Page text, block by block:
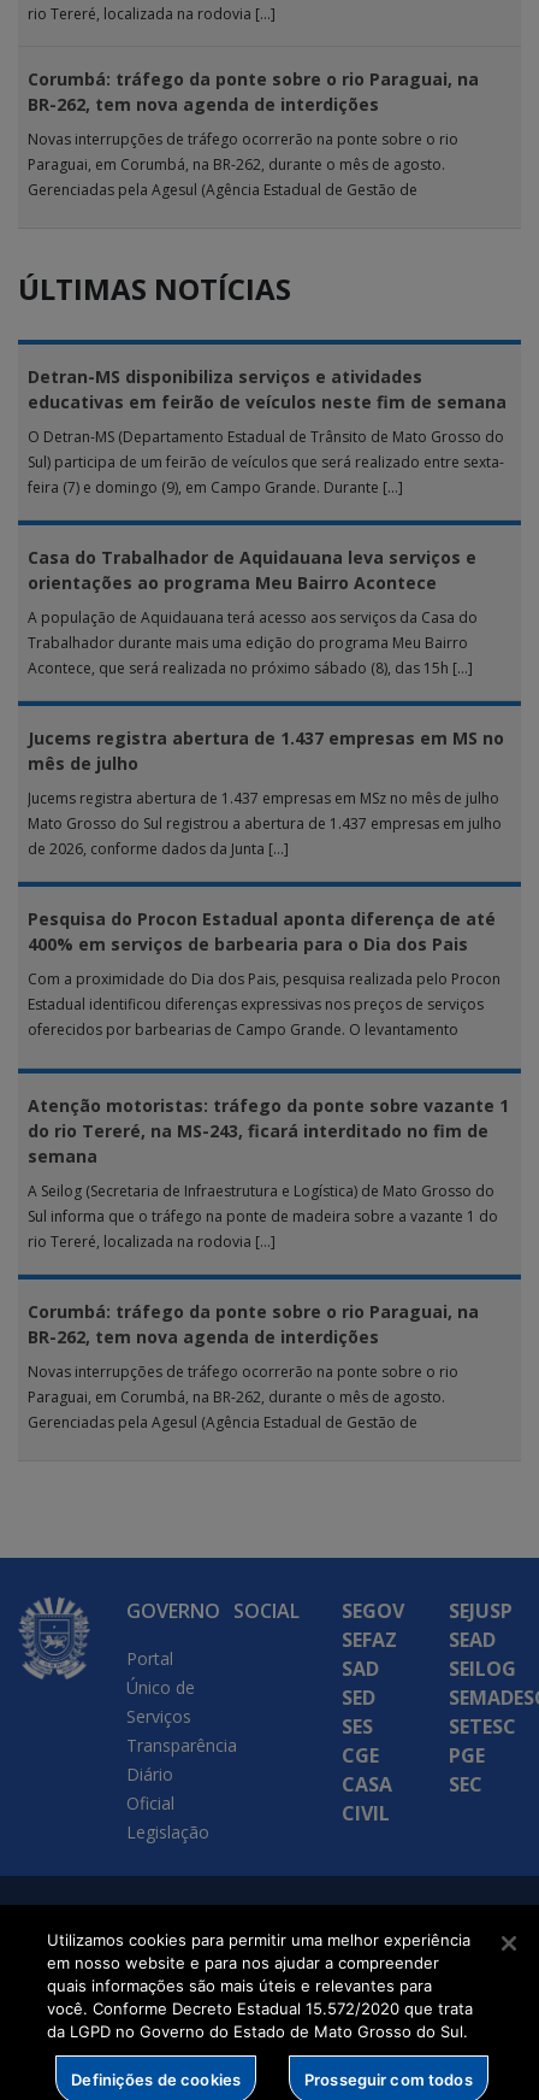
rio Tereré, localizada na rodovia […]
Corumbá: tráfego da ponte sobre o rio Paraguai, na
BR-262, tem nova agenda de interdições
Novas interrupções de tráfego ocorrerão na ponte sobre o rio
Paraguai, em Corumbá, na BR-262, durante o mês de agosto.
Gerenciadas pela Agesul (Agência Estadual de Gestão de
ÚLTIMAS NOTÍCIAS
Detran-MS disponibiliza serviços e atividades
educativas em feirão de veículos neste fim de semana
O Detran-MS (Departamento Estadual de Trânsito de Mato Grosso do
Sul) participa de um feirão de veículos que será realizado entre sexta-
feira (7) e domingo (9), em Campo Grande. Durante […]
Casa do Trabalhador de Aquidauana leva serviços e
orientações ao programa Meu Bairro Acontece
A população de Aquidauana terá acesso aos serviços da Casa do
Trabalhador durante mais uma edição do programa Meu Bairro
Acontece, que será realizada no próximo sábado (8), das 15h […]
Jucems registra abertura de 1.437 empresas em MS no
mês de julho
Jucems registra abertura de 1.437 empresas em MSz no mês de julho
Mato Grosso do Sul registrou a abertura de 1.437 empresas em julho
de 2026, conforme dados da Junta […]
Pesquisa do Procon Estadual aponta diferença de até
400% em serviços de barbearia para o Dia dos Pais
Com a proximidade do Dia dos Pais, pesquisa realizada pelo Procon
Estadual identificou diferenças expressivas nos preços de serviços
oferecidos por barbearias de Campo Grande. O levantamento
Atenção motoristas: tráfego da ponte sobre vazante 1
do rio Tereré, na MS-243, ficará interditado no fim de
semana
A Seilog (Secretaria de Infraestrutura e Logística) de Mato Grosso do
Sul informa que o tráfego na ponte de madeira sobre a vazante 1 do
rio Tereré, localizada na rodovia […]
Corumbá: tráfego da ponte sobre o rio Paraguai, na
BR-262, tem nova agenda de interdições
Novas interrupções de tráfego ocorrerão na ponte sobre o rio
Paraguai, em Corumbá, na BR-262, durante o mês de agosto.
Gerenciadas pela Agesul (Agência Estadual de Gestão de
GOVERNO
Portal
Único de
Serviços
Transparência
Diário
Oficial
Legislação
SOCIAL
SEGOV
SEFAZ
SAD
SED
SES
CGE
CASA
CIVIL
SEJUSP
SEAD
SEILOG
SETESC
PGE
SEC
Executiva de
Transformação Digital
Utilizamos cookies para permitir uma melhor experiência
em nosso website e para nos ajudar a compreender
quais informações são mais úteis e relevantes para
você. Conforme Decreto Estadual 15.572/2020 que trata
da LGPD no Governo do Estado de Mato Grosso do Sul.
Definições de cookies Prosseguir com todos